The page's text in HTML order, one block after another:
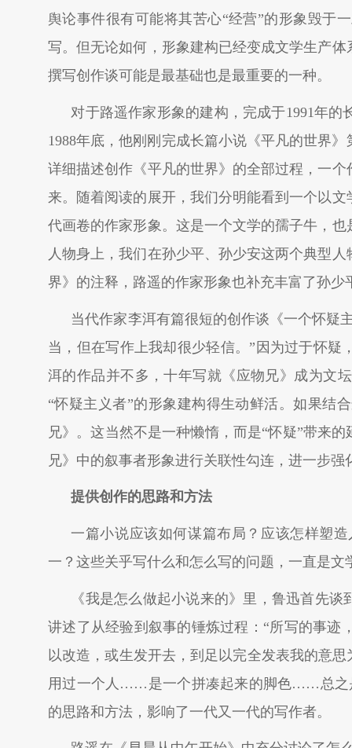
舆论事件很有可能将其苦心“经营”的形象毁于
写。但无论如何，形象建构已经变成文学生产
撰写创作谈可能是最基础也是最重要的一种。
对于路遥作家形象的建构，完成于1991年
1988年底，他刚刚完成长篇小说《平凡的世界
详细描述创作《平凡的世界》的全部过程，一
来。随着阅读的展开，我们分明能看到一个以
代画卷的作家形象。这是一个文学的孺子牛，
人物身上，我们在孙少平、孙少安这两个典型
界》的注释，路遥的作家形象也补充丰富了孙
当代作家李洱有篇很短的创作谈《一个怀疑
当，但在写作上我却很少轻信。”因为过于怀疑
洱的作品并不多，十年写就《应物兄》成为文
“怀疑主义者”的形象建构得生动鲜活。如果结
兄》。这当然不是一种懒惰，而是“怀疑”带来
兄》中的叙事者形象进行关联性勾连，进一步强
提供创作的思路和方法
一篇小说应该如何谋篇布局？应该怎样塑
一？这些关乎写什么和怎么写的问题，一直是
《我是怎么做起小说来的》里，鲁迅首先
讲述了从经验到叙事的锤炼过程：“所写的事
以改造，或生发开去，到足以完全发表我的意
用过一个人……是一个拼凑起来的脚色……总之
的思路和方法，影响了一代又一代的写作者。